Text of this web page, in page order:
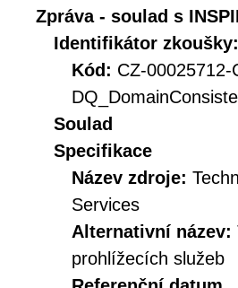
Zpráva - soulad s
Identifikátor zkoušky:
Kód: CZ-00025712-
Soulad
Specifikace
Název zdroje:
Services
Alternativní název:
prohlížecích služeb